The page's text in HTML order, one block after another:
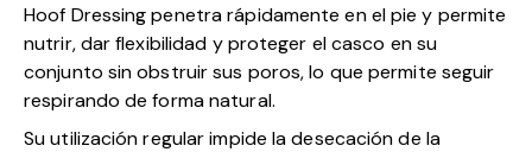
Hoof Dressing penetra rápidamente en el pie y permite
nutrir, dar flexibilidad y proteger el casco en su
conjunto sin obstruir sus poros, lo que permite seguir
respirando de forma natural.
Su utilización regular impide la desecación de la